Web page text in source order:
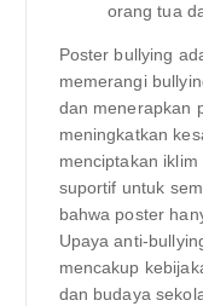
orang tua
Poster bullying
memerangi
dan menerapkan
meningkatkan
menciptakan
suportif untuk
bahwa poster
Upaya anti-
mencakup
dan budaya